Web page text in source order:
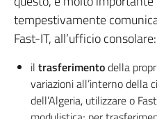
tempestivamente
Fast-IT, all’ufficio consolare:
il trasferimentodella
variazioni all’interno della
dell’Algeria, utilizzare o